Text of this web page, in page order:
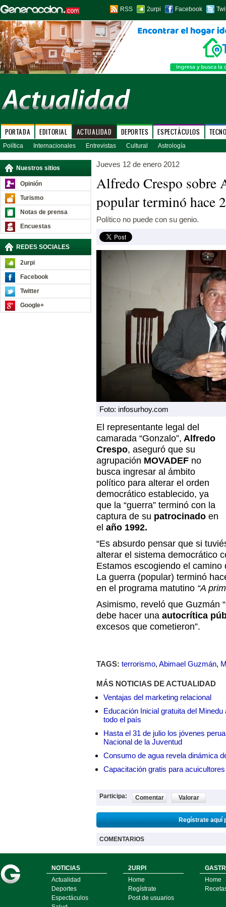
RSS 2urpi Facebook
PORTADA EDITORIAL ACTUALIDAD DEPORTES ESPECTÁCULOS
Política Internacionales Entrevistas Cultural Astrología
Nuestros sitios
Opinión
Turismo
Notas de prensa
Encuestas
REDES SOCIALES
2urpi
Facebook
Twitter
Google+
Jueves 12 de enero 2012
Alfredo Crespo sobre
popular terminó hace
Político no puede con su genio.
Foto: infosurhoy.com
El representante legal del
camarada “Gonzalo”, Alfredo
Crespo, aseguró que su
agrupación MOVADEF no
busca ingresar al ámbito
político para alterar el orden
democrático establecido, ya
que la “guerra” terminó con la
captura de su patrocinado en
el año 1992.
“Es absurdo pensar que si
alterar el sistema democrático
Estamos escogiendo el
La guerra (popular) terminó
en el programa matutino “A
Asimismo, reveló que Guzmán
debe hacer una autocrítica
excesos que cometieron”.
TAGS: terrorismo, Abimael Guzmán,
MÁS NOTICIAS DE ACTUALIDAD
Ventajas del marketing relacional
Educación Inicial gratuita del
todo el país
Hasta el 31 de julio los jóvenes
Nacional de la Juventud
Consumo de agua revela dinámica
Capacitación gratis para
Participa: Comentar Valorar
Regístrate aquí
COMENTARIOS
NOTICIAS
Actualidad
Deportes
Espectáculos
2URPI
Home
Regístrate
Post de usuarios
Home